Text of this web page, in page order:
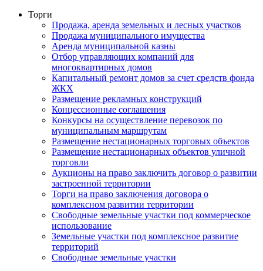
Торги
Продажа, аренда земельных и лесных участков
Продажа муниципального имущества
Аренда муниципальной казны
Отбор управляющих компаний для
многоквартирных домов
Капитальный ремонт домов за счет средств фонда
ЖКХ
Размещение рекламных конструкций
Концессионные соглашения
Конкурсы на осуществление перевозок по
муниципальным маршрутам
Размещение нестационарных торговых объектов
Размещение нестационарных объектов уличной
торговли
Аукционы на право заключить договор о развитии
застроенной территории
Торги на право заключения договора о
комплексном развитии территории
Свободные земельные участки под коммерческое
использование
Земельные участки под комплексное развитие
территорий
Свободные земельные участки